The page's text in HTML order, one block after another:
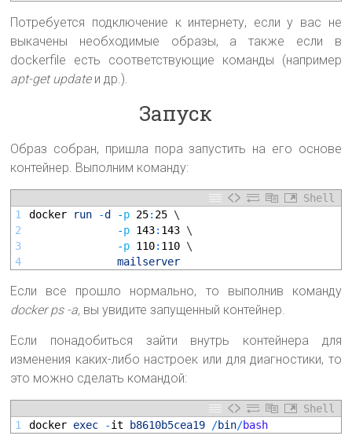
Потребуется подключение к интернету, если у вас не
выкачены необходимые образы, а также если в
dockerfile есть соответствующие команды (например
apt-get updateи др.).
Запуск
Образ собран, пришла пора запустить на его основе
контейнер. Выполним команду:
Shell
1
2
3
4
docker run -d -p 25: 25 \
-p 143: 143 \
-p 110: 110 \
mailserver
Если все прошло нормально, то выполнив команду
docker ps -a, вы увидите запущенный контейнер.
Если понадобиться зайти внутрь контейнера для
изменения каких-либо настроек или для диагностики, то
это можно сделать командой:
Shell
1
docker exec -it b8610b5cea19 /bin/bash